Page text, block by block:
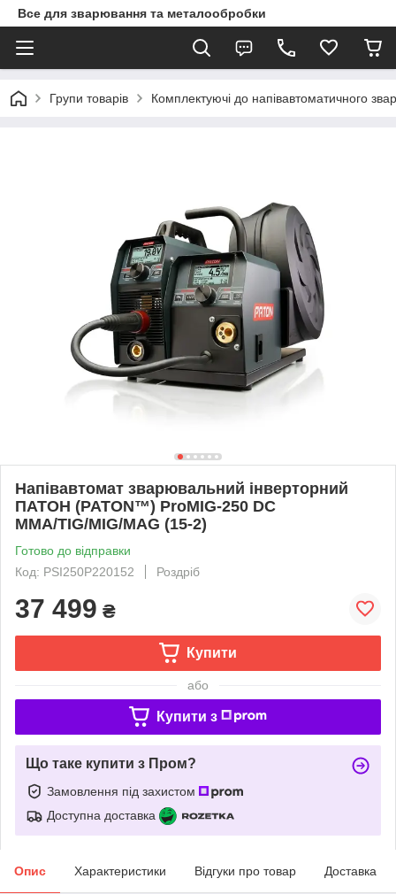
Все для зварювання та металообробки
Групи товарів Комплектуючі до напівавтоматичного
Напівавтомат зварювальний інверторний
ПАТОН (PATON™) ProMIG-250 DC
MMA/TIG/MIG/MAG (15-2)
Готово до відправки
Код: PSI250P220152
Роздріб
37 499 ₴
Купити
або
Купити з
Що таке купити з Пром?
Замовлення під захистом
Доступна доставка
Опис Характеристики Відгуки про товар Доставка